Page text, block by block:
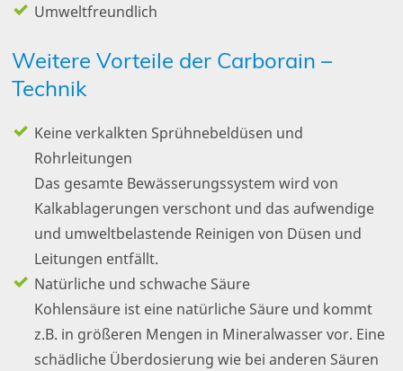
Umweltfreundlich
Weitere Vorteile der Carborain –
Technik
Keine verkalkten Sprühnebeldüsen und
Rohrleitungen
Das gesamte Bewässerungssystem wird von
Kalkablagerungen verschont und das aufwendige
und umweltbelastende Reinigen von Düsen und
Leitungen entfällt.
Natürliche und schwache Säure
Kohlensäure ist eine natürliche Säure und kommt
z.B. in größeren Mengen in Mineralwasser vor. Eine
schädliche Überdosierung wie bei anderen Säuren